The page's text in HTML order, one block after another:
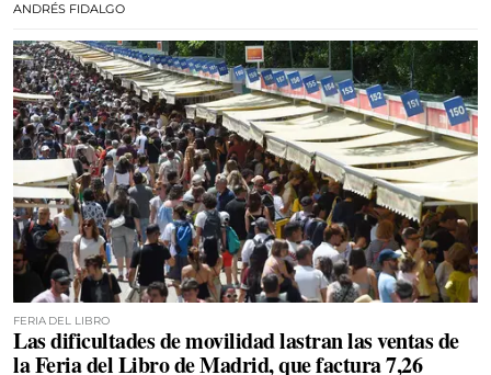
ANDRÉS FIDALGO
FERIA DEL LIBRO
Las dificultades de movilidad lastran las ventas de
la Feria del Libro de Madrid, que factura 7,26